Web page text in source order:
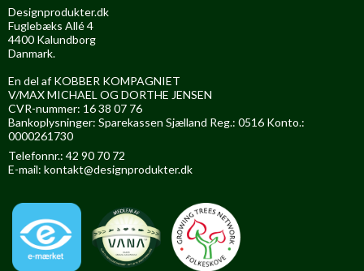
Designprodukter.dk
Fuglebæks Allé 4
4400 Kalundborg
Danmark.
En del af KOBBER KOMPAGNIET
V/MAX MICHAEL OG DORTHE JENSEN
CVR-nummer: 16 38 07 76
Bankoplysninger: Sparekassen Sjælland Reg.: 0516 Konto.:
0000261730
Telefonnr.: 42 90 70 72
E-mail: kontakt@designprodukter.dk